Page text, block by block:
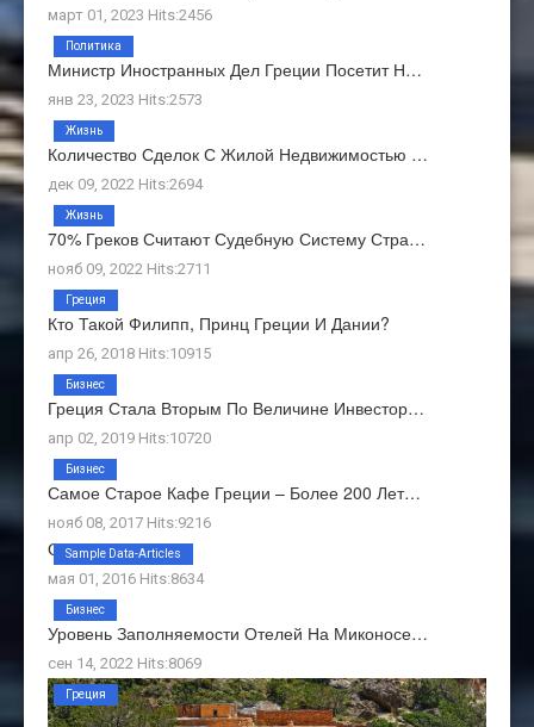
март 01, 2023 Hits:2456
Министр Иностранных Дел Греции Посетит Н…
янв 23, 2023 Hits:2573
Политика
Количество Сделок С Жилой Недвижимостью …
дек 09, 2022 Hits:2694
Жизнь
70% Греков Считают Судебную Систему Стра…
нояб 09, 2022 Hits:2711
Жизнь
Кто Такой Филипп, Принц Греции И Дании?
апр 26, 2018 Hits:10915
Греция
Греция Стала Вторым По Величине Инвестор…
апр 02, 2019 Hits:10720
Бизнес
Самое Старое Кафе Греции – Более 200 Лет…
нояб 08, 2017 Hits:9216
Бизнес
О Нас
мая 01, 2016 Hits:8634
Sample Data-Articles
Уровень Заполняемости Отелей На Миконосе…
сен 14, 2022 Hits:8069
Бизнес
Греция